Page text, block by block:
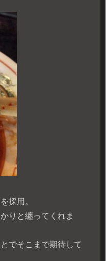
採用。
りと纏ってくれま
でそこまで期待して